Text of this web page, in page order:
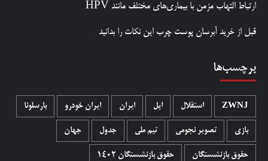
ارتباط التهاب مزمن با بیماری‌های مختلف مانند HPV
قبل از خرید آبرسان پوست چرب این نکات را بدانید
برچسب‌ها
ZWNJ استقلال اپل ایران ایران خودرو بارسلونا
بازی تصویر نجومی تیم ملی جدول جهان
حقوق بازنشستگان حقوق بازنشستگان 1402